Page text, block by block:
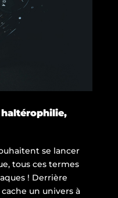
se lancer
tous ces termes
! Derrière
un univers à